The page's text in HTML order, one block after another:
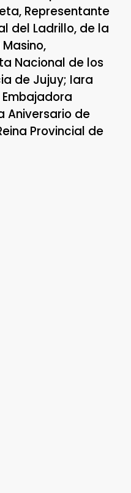
Representante
del Ladrillo, de la
Nacional de los
de Jujuy; Iara
Aniversario de
Provincial de